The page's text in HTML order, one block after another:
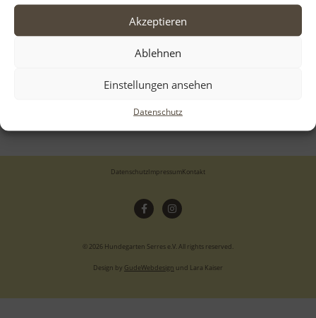
Akzeptieren
Ablehnen
Einstellungen ansehen
Datenschutz
Neueste Kommentare
© 2026 Hundegarten Serres e.V. All rights reserved.
Design by GudeWebdesign und Lara Kaiser
DatenschutzImpressumKontakt